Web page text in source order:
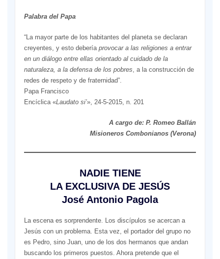
Palabra del Papa
“La mayor parte de los habitantes del planeta se declaran
creyentes, y esto debería provocar a las religiones a entrar
en un diálogo entre ellas orientado al cuidado de la
naturaleza, a la defensa de los pobres, a la construcción de
redes de respeto y de fraternidad”.
Papa Francisco
Encíclica «Laudato si’», 24-5-2015, n. 201
A cargo de: P. Romeo Ballán
Misioneros Combonianos (Verona)
NADIE TIENE
LA EXCLUSIVA DE JESÚS
José Antonio Pagola
La escena es sorprendente. Los discípulos se acercan a
Jesús con un problema. Esta vez, el portador del grupo no
es Pedro, sino Juan, uno de los dos hermanos que andan
buscando los primeros puestos. Ahora pretende que el